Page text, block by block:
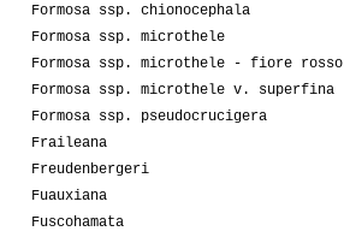
Formosa ssp. chionocephala
Formosa ssp. microthele
Formosa ssp. microthele - fiore rosso
Formosa ssp. microthele v. superfina
Formosa ssp. pseudocrucigera
Fraileana
Freudenbergeri
Fuauxiana
Fuscohamata